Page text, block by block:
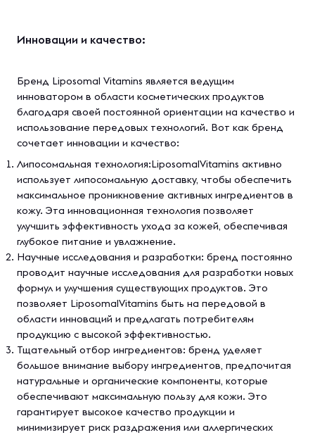
Инновации и качество:
Бренд Liposomal Vitamins является ведущим
инноватором в области косметических продуктов
благодаря своей постоянной ориентации на качество и
использование передовых технологий. Вот как бренд
сочетает инновации и качество:
Липосомальная технология:LiposomalVitamins активно
использует липосомальную доставку, чтобы обеспечить
максимальное проникновение активных ингредиентов в
кожу. Эта инновационная технология позволяет
улучшить эффективность ухода за кожей, обеспечивая
глубокое питание и увлажнение.
Научные исследования и разработки: бренд постоянно
проводит научные исследования для разработки новых
формул и улучшения существующих продуктов. Это
позволяет LiposomalVitamins быть на передовой в
области инноваций и предлагать потребителям
продукцию с высокой эффективностью.
Тщательный отбор ингредиентов: бренд уделяет
большое внимание выбору ингредиентов, предпочитая
натуральные и органические компоненты, которые
обеспечивают максимальную пользу для кожи. Это
гарантирует высокое качество продукции и
минимизирует риск раздражения или аллергических